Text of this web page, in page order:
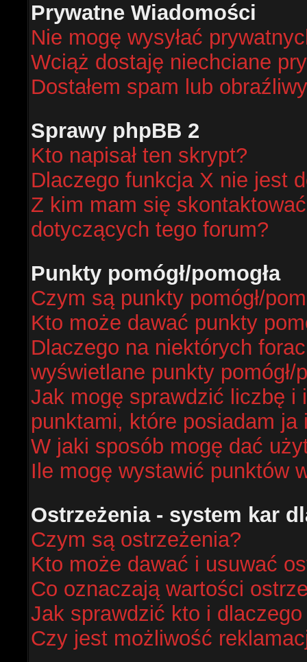
Prywatne Wiadomości
Nie mogę wysyłać
Wciąż dostaję niechciane
Dostałem spam lub
Sprawy phpBB 2
Kto napisał ten skrypt?
Dlaczego funkcja X nie jest
Z kim mam się
dotyczących tego forum?
Punkty pomógł/pomogła
Czym są punkty pomógł/
Kto może dawać punkty
Dlaczego na niektórych
wyświetlane punkty pomógł/
Jak mogę sprawdzić liczbę i
punktami, które posiadam
W jaki sposób mogę dać
Ile mogę wystawić punktów
Ostrzeżenia - system kar
Czym są ostrzeżenia?
Kto może dawać i usuwać
Co oznaczają wartości
Jak sprawdzić kto i dlaczego
Czy jest możliwość